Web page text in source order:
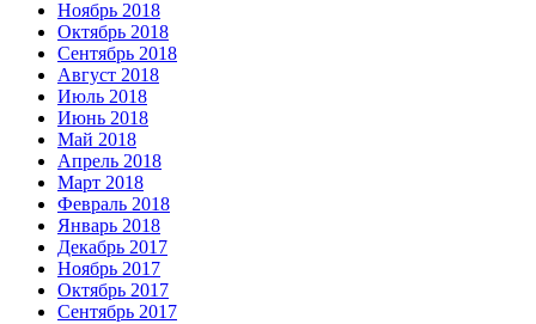
Ноябрь 2018
Октябрь 2018
Сентябрь 2018
Август 2018
Июль 2018
Июнь 2018
Май 2018
Апрель 2018
Март 2018
Февраль 2018
Январь 2018
Декабрь 2017
Ноябрь 2017
Октябрь 2017
Сентябрь 2017